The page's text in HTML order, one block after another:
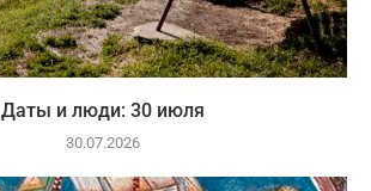
Даты и люди: 30 июля
30.07.2026